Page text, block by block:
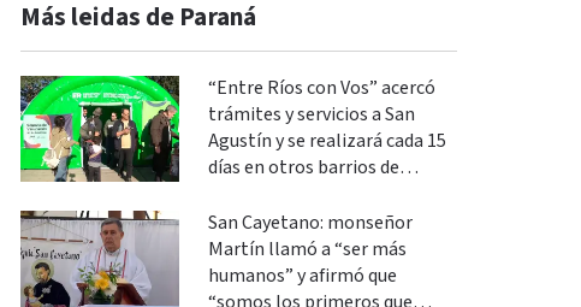
Más leidas de Paraná
“Entre Ríos con Vos” acercó
trámites y servicios a San
Agustín y se realizará cada 15
días en otros barrios de
San Cayetano: monseñor
Martín llamó a “ser más
humanos” y afirmó que